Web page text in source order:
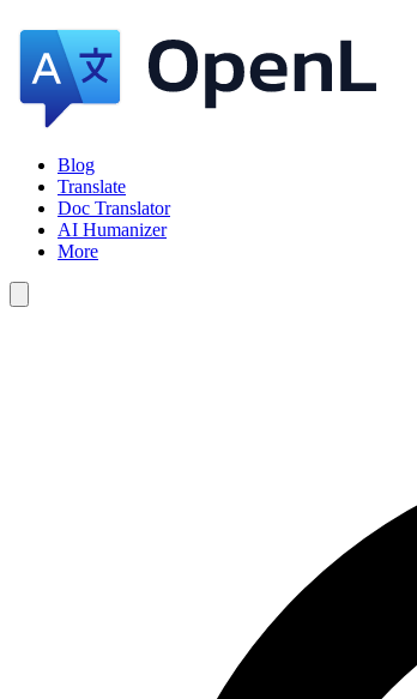
Blog
Translate
Doc Translator
AI Humanizer
More